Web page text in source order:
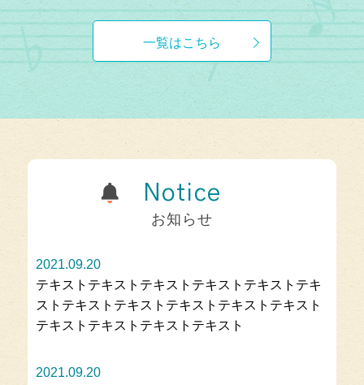
一覧はこちら
Notice
お知らせ
2021.09.20
テキストテキストテキストテキストテキストテキ
ストテキストテキストテキストテキストテキスト
テキストテキストテキストテキスト
2021.09.20